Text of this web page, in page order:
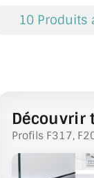
10 Produits
Découvrir
Profils F317,